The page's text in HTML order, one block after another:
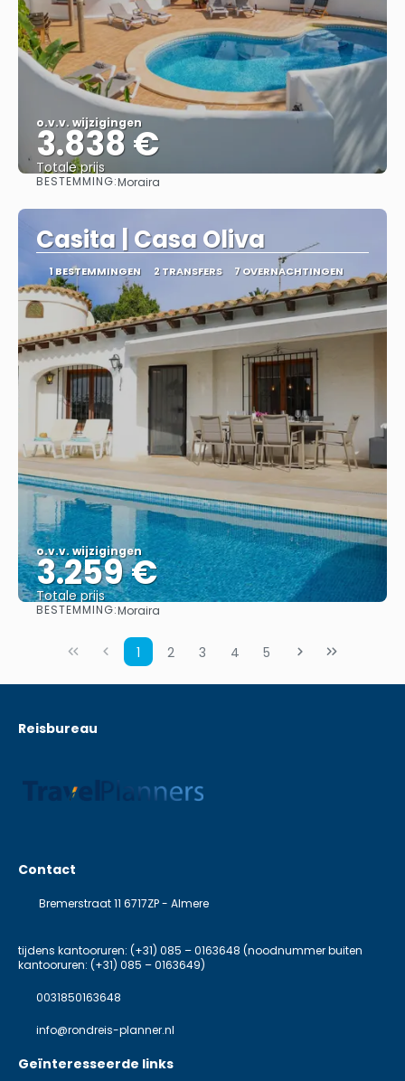
o.v.v. wijzigingen
3.838 €
Totale prijs
BESTEMMING:Moraira
Casita | Casa Oliva
1 BESTEMMINGEN 2 TRANSFERS 7 OVERNACHTINGEN
o.v.v. wijzigingen
3.259 €
Totale prijs
BESTEMMING:Moraira
1 2 3 4 5
Reisbureau
Contact
Bremerstraat 11 6717ZP - Almere
tijdens kantooruren: (+31) 085 – 0163648 (noodnummer buiten
kantooruren: (+31) 085 – 0163649)
0031850163648
info@rondreis-planner.nl
Geïnteresseerde links